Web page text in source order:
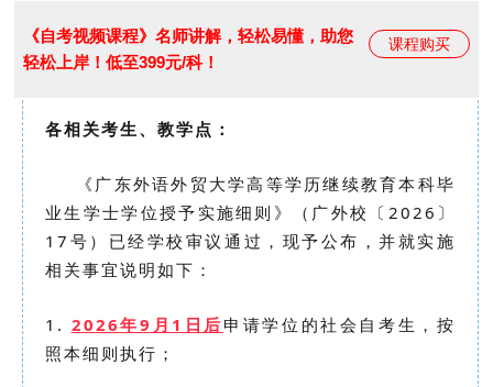
课程购买
《自考视频课程》名师讲解，轻松易懂，助您
轻松上岸！低至399元/科！
各相关考生、教学点：
《广东外语外贸大学高等学历继续教育本科毕
业生学士学位授予实施细则》（广外校〔2026〕
17号）已经学校审议通过，现予公布，并就实施
相关事宜说明如下：
1. 2026年9月1日后 申请学位的社会自考生，按
照本细则执行；